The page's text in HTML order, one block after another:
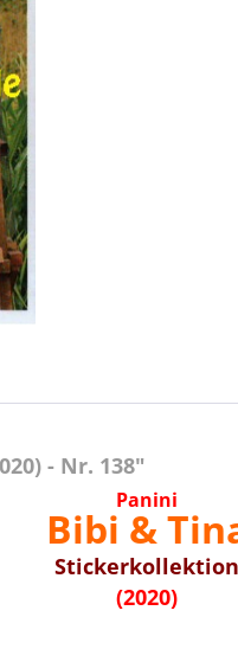
- Nr. 138"
Panini
Bibi &
Stickerkollektion
(2020)